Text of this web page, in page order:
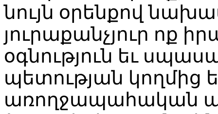
նույն օրենքով
յուրաքանչյուր ոք
օգնություն եւ
պետության կողմից
առողջապահական